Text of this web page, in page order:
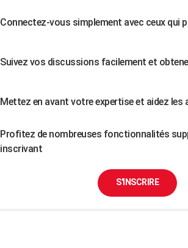
Connectez-vous simplement avec ceux qui
Suivez vos discussions facilement et
Mettez en avant votre expertise et aidez les
Profitez de nombreuses fonctionnalités
inscrivant
S'INSCRIRE